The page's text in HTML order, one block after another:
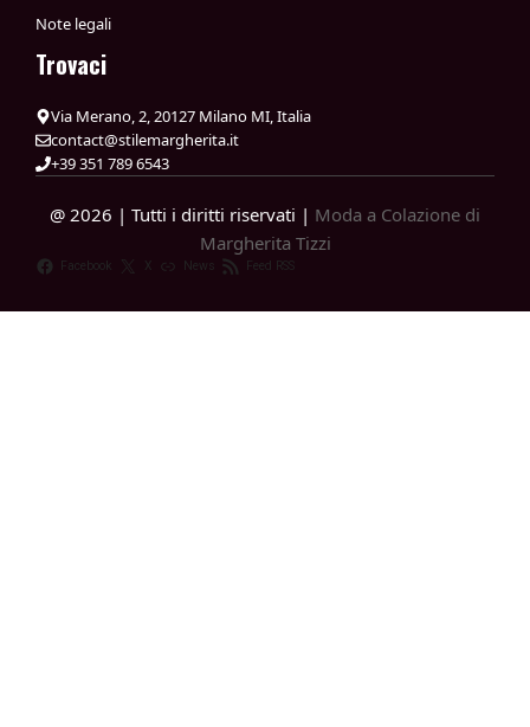
Note legali
Trovaci
Via Merano, 2, 20127 Milano MI, Italia
contact@stilemargherita.it
+39 351 789 6543
@ 2026 | Tutti i diritti riservati | Moda a Colazione di
Margherita Tizzi
Facebook X News Feed RSS